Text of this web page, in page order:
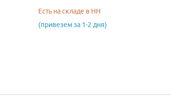
Есть на складе в НН
(привезем за 1-2 дня)